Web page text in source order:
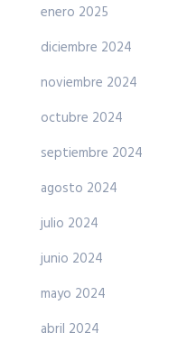
enero 2025
diciembre 2024
noviembre 2024
octubre 2024
septiembre 2024
agosto 2024
julio 2024
junio 2024
mayo 2024
abril 2024